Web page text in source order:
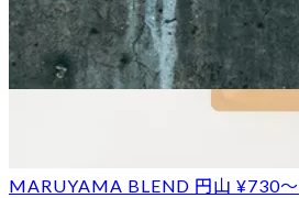
MARUYAMA BLEND 円山 ¥730〜